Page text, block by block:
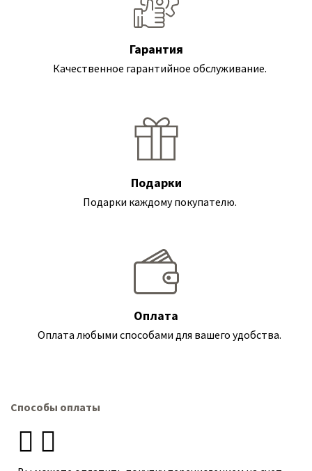
Гарантия
Качественное гарантийное обслуживание.
Подарки
Подарки каждому покупателю.
Оплата
Оплата любыми способами для вашего удобства.
Способы оплаты